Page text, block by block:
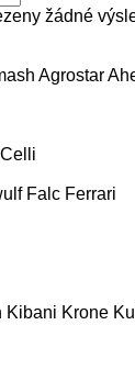
žádné
Agrostar
Celli
Falc Ferrari
Kibani Krone